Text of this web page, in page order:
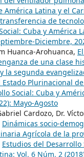
América Latina y el
de
Cuba y América
Diciembre,
Huanca-Arohuanca,
de una clase
la segunda
Plurinacional
Social: Cuba y
Mayo-Agosto
Cardozo, Dr.
Dinámicas socio-
Agrícola de la
Estudios del Desarrollo
Vol. 6 Núm. 2